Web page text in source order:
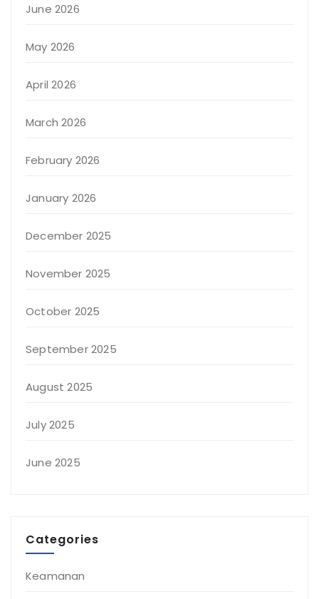
June 2026
May 2026
April 2026
March 2026
February 2026
January 2026
December 2025
November 2025
October 2025
September 2025
August 2025
July 2025
June 2025
Categories
Keamanan